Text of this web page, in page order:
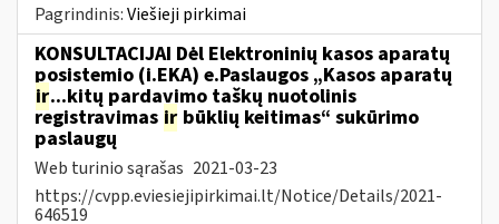
Pagrindinis:Viešieji pirkimai
KONSULTACIJAI Dėl Elektroninių kasos aparatų
posistemio (i.EKA) e.Paslaugos „Kasos aparatų
ir...kitų pardavimo taškų nuotolinis
registravimas ir būklių keitimas“ sukūrimo
paslaugų
Web turinio sąrašas 2021-03-23
https://cvpp.eviesiejipirkimai.lt/Notice/Details/2021-
646519